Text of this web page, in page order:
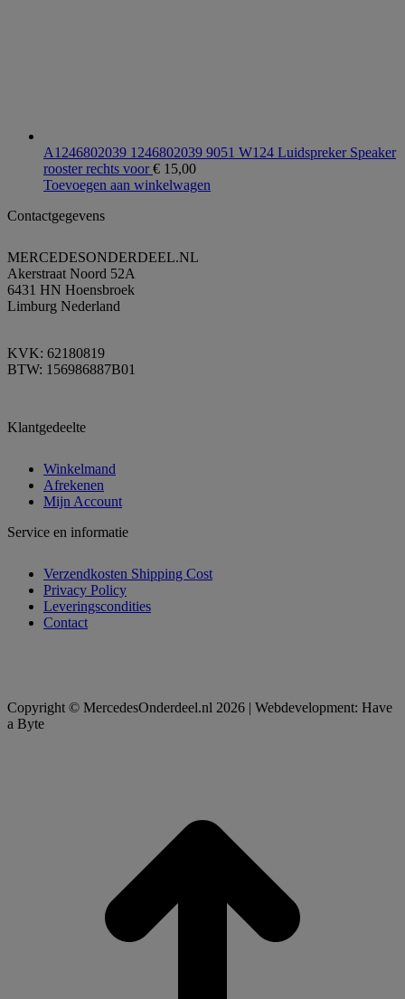
A1246802039 1246802039 9051 W124 Luidspreker Speaker
rooster rechts voor€ 15,00
Toevoegen aan winkelwagen
Contactgegevens
MERCEDESONDERDEEL.NL
Akerstraat Noord 52A
6431 HN Hoensbroek
Limburg Nederland
KVK: 62180819
BTW: 156986887B01
Klantgedeelte
Winkelmand
Afrekenen
Mijn Account
Service en informatie
Verzendkosten Shipping Cost
Privacy Policy
Leveringscondities
Contact
Copyright © MercedesOnderdeel.nl 2026 | Webdevelopment: Have
a Byte